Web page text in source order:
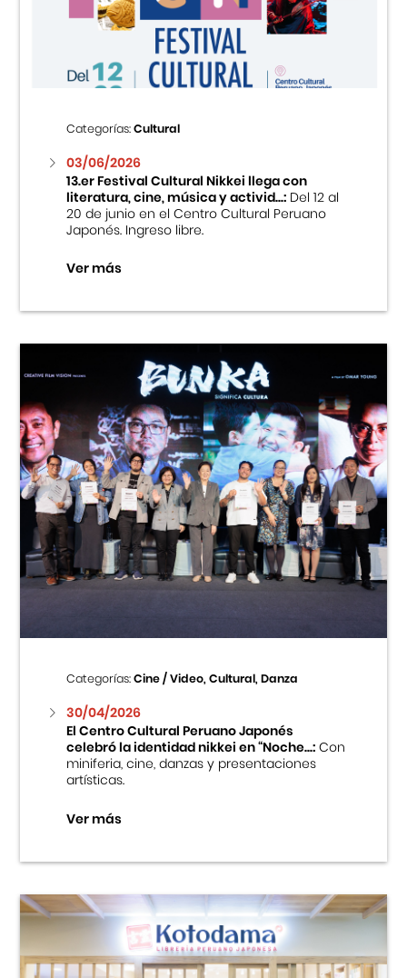
Centro Cultural Peruano Japonés
Cursos
Museo de la Inmigración Japonesa
Fondo Editorial
Teatro Peruano Japonés
Categorías:Cultural
03/06/2026
13.er Festival Cultural Nikkei llega con
literatura, cine, música y activid...:Del 12 al
20 de junio en el Centro Cultural Peruano
Japonés. Ingreso libre.
Ver más
Categorías:Cine / Video, Cultural, Danza
30/04/2026
El Centro Cultural Peruano Japonés
celebró la identidad nikkei en “Noche...:Con
miniferia, cine, danzas y presentaciones
artísticas.
Ver más